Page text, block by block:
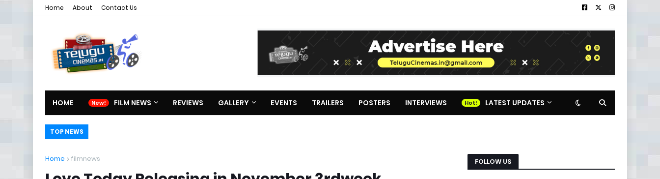
Home About Contact Us
HOME FILM NEWS REVIEWS GALLERY EVENTS TRAILERS POSTERS INTERVIEWS LATEST UPDATES
TOP NEWS
Home filmnews FOLLOW US